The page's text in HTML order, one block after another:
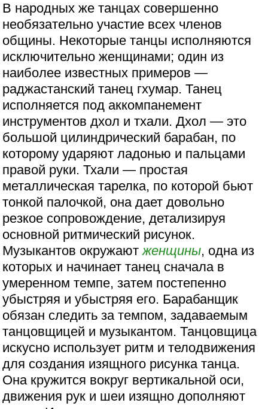
В народных же танцах совершенно
необязательно участие всех членов
общины. Некоторые танцы исполняются
исключительно женщинами; один из
наиболее известных примеров —
раджастанский танец гхумар. Танец
исполняется под аккомпанемент
инструментов дхол и тхали. Дхол — это
большой цилиндрический барабан, по
которому ударяют ладонью и пальцами
правой руки. Тхали — простая
металлическая тарелка, по которой бьют
тонкой палочкой, она дает довольно
резкое сопровождение, детализируя
основной ритмический рисунок.
Музыкантов окружаютженщины, одна из
которых и начинает танец сначала в
умеренном темпе, затем постепенно
убыстряя и убыстряя его. Барабанщик
обязан следить за темпом, задаваемым
танцовщицей и музыкантом. Танцовщица
искусно использует ритм и телодвижения
для создания изящного рисунка танца.
Она кружится вокруг вертикальной оси,
движения рук и шеи изящно дополняют